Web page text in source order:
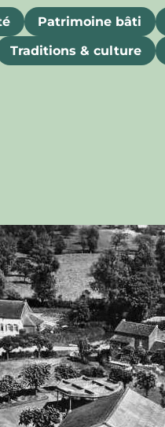
Patrimoine bâti
Traditions & culture